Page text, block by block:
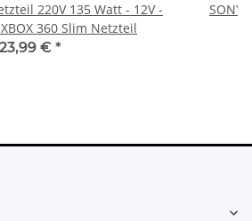
220V 135 Watt - 12V -
360 Slim Netzteil
23,99 € *
SONY